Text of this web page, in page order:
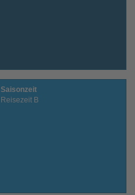
Saisonzeit
Reisezeit B